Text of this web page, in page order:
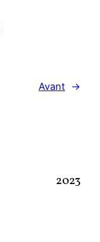
Avant →
2023